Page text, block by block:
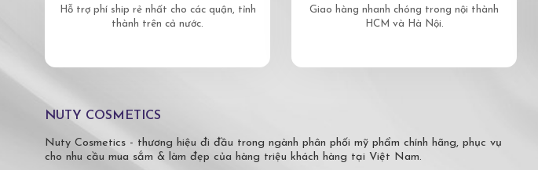
Hỗ trợ phí ship rẻ nhất cho các quận, tỉnh
thành trên cả nước.
Giao hàng nhanh chóng trong nội thành
HCM và Hà Nội.
NUTY COSMETICS
Nuty Cosmetics - thương hiệu đi đầu trong ngành phân phối mỹ phẩm chính hãng, phục vụ
cho nhu cầu mua sắm & làm đẹp của hàng triệu khách hàng tại Việt Nam.